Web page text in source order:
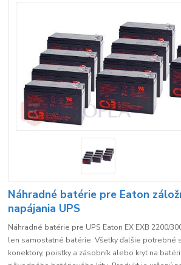
Náhradné batérie pre Eaton
napájania UPS
Náhradné batérie pre UPS Eaton EX EXB 2200/
len samostatné batérie. Všetky ďalšie potrebné
konektory, poistky a zásobník alebo kryt na